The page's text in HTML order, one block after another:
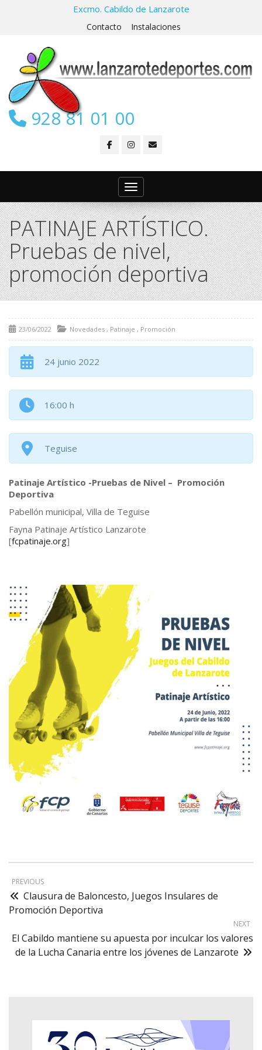
Excmo. Cabildo de Lanzarote
Contacto Instalaciones
928 81 01 00
Toggle navigation
PATINAJE ARTÍSTICO.
Pruebas de nivel,
promoción deportiva
23/06/2022 Novedades , Patinaje , Promoción
24 junio 2022
16:00 h
Teguise
Patinaje Artístico -Pruebas de Nivel – Promoción
Deportiva
Pabellón municipal, Villa de Teguise
Fayna Patinaje Artístico Lanzarote
[fcpatinaje.org]
PREVIOUS
Clausura de Baloncesto, Juegos Insulares de
Promoción Deportiva
NEXT
El Cabildo mantiene su apuesta por inculcar los valores
de la Lucha Canaria entre los jóvenes de Lanzarote